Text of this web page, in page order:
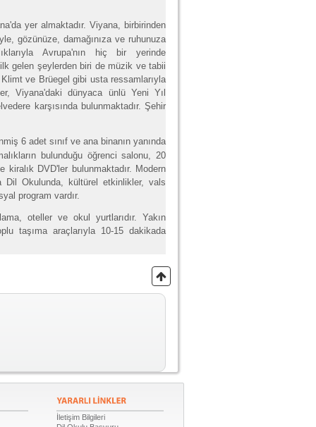
yer almaktadır. Viyana, birbirinden
gözünüze, damağınıza ve ruhunuza
Avrupa'nın hiç bir yerinde
gelen şeylerden biri de müzik ve tabii
ve Brüegel gibi usta ressamlarıyla
Viyana'daki dünyaca ünlü Yeni Yıl
karşısında bulunmaktadır. Şehir
6 adet sınıf ve ana binanın yanında
bulunduğu öğrenci salonu, 20
DVD'ler bulunmaktadır. Modern
Dil Okulunda, kültürel etkinlikler, vals
program vardır.
oteller ve okul yurtlarıdır. Yakın
taşıma araçlarıyla 10-15 dakikada
İletişim Bilgileri